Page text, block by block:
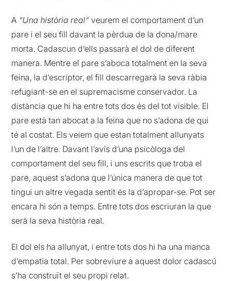
A “Una història real” veurem el comportament d’un
pare i el seu fill davant la pèrdua de la dona/mare
morta. Cadascun d’ells passarà el dol de diferent
manera. Mentre el pare s’aboca totalment en la seva
feina, la d’escriptor, el fill descarregarà la seva ràbia
refugiant-se en el supremacisme conservador. La
distància que hi ha entre tots dos és del tot visible. El
pare està tan abocat a la feina que no s’adona de qui
té al costat. Els veiem que estan totalment allunyats
l’un de l’altre. Davant l’avís d’una psicòloga del
comportament del seu fill, i uns escrits que troba el
pare, aquest s’adona que l’única manera de que tot
tingui un altre vegada sentit és la d’apropar-se. Pot ser
encara hi són a temps. Entre tots dos escriuran la que
serà la seva història real.
El dol els ha allunyat, i entre tots dos hi ha una manca
d’empatia total. Per sobreviure a aquest dolor cadascú
s’ha construït el seu propi relat.